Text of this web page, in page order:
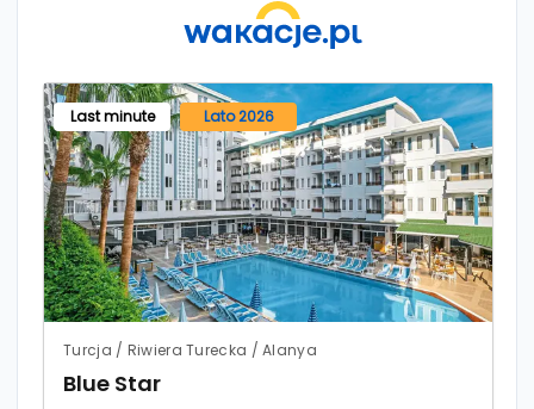
Last minute Lato 2026
Turcja / Riwiera Turecka / Alanya
Blue Star